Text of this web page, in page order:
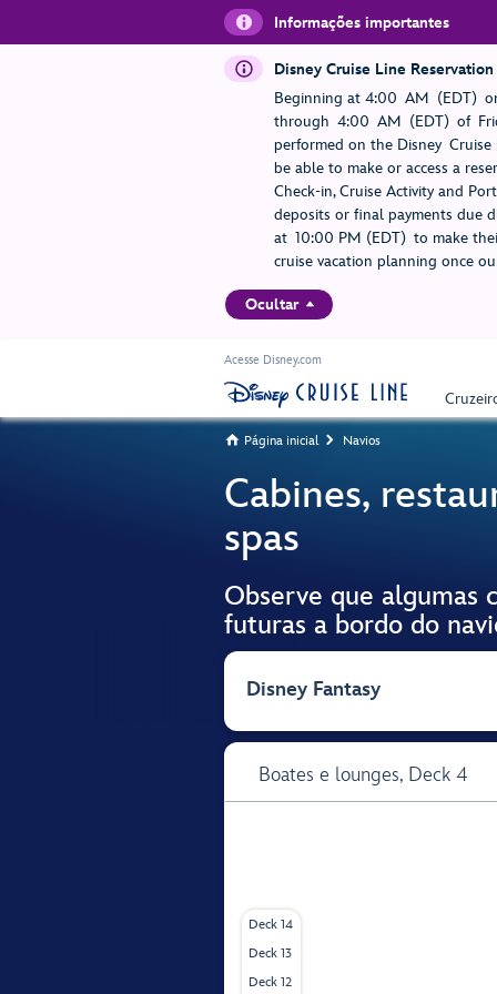
Informações importantes
Disney Cruise Line
Beginning at 4:00 AM (EDT)
through 4:00 AM (EDT) of
performed on the Disney
be able to make or access a
Check-in, Cruise Activity and
deposits or final payments due
at 10:00 PM (EDT) to make
cruise vacation planning once
Ocultar
Acesse Disney.com
 Página inicial  Navios
Cabines,
spas
Observe que algumas
futuras a bordo do
Disney Fantasy
Boates e lounges, Deck 4
Deck 14
Deck 13
Deck 12